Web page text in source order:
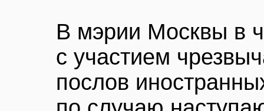
В мэрии Москвы в
с участием
послов